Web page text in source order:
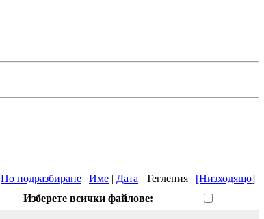
По подразбиране | Име | Дата | Тегления | [Низходящо]
Изберете всички файлове: